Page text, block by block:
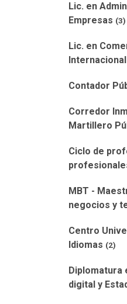
Lic. en
Empresas (3)
Lic. en
Internacional
Contador
Corredor
Martillero
Ciclo de
MBT -
negocios y
Centro
Idiomas (2)
Diplomatura
digital y